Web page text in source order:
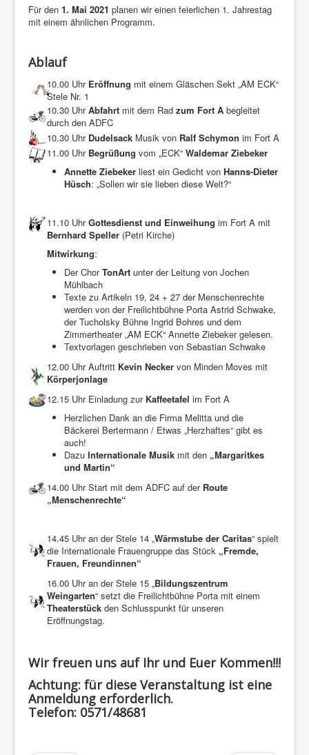
Für den 1. Mai 2021 planen wir einen feierlichen 1. Jahrestag
mit einem ähnlichen Programm.
Ablauf
10.00 Uhr Eröffnung mit einem Gläschen Sekt „AM ECK“
Stele Nr. 1
10.30 UhrAbfahrt mit dem Rad zum Fort A begleitet
durch den ADFC
10.30 Uhr Dudelsack Musik von Ralf Schymon im Fort A
11.00 Uhr Begrüßung vom „ECK“ Waldemar Ziebeker
Annette Ziebeker liest ein Gedicht von Hanns-Dieter
Hüsch: „Sollen wir sie lieben diese Welt?“
11.10 UhrGottesdienst und Einweihung im Fort A mit
Bernhard Speller (Petri Kirche)
Mitwirkung:
Der ChorTonArt unter der Leitung von Jochen
Mühlbach
Texte zu Artikeln 19, 24 + 27 der Menschenrechte
werden von der Freilichtbühne Porta Astrid Schwake,
der Tucholsky Bühne Ingrid Bohres und dem
Zimmertheater „AM ECK“ Annette Ziebeker gelesen.
Textvorlagen geschrieben von Sebastian Schwake
12.00 Uhr Auftritt Kevin Necker von Minden Moves mit
Körperjonlage
12.15 Uhr Einladung zur Kaffeetafel im Fort A
Herzlichen Dank an die Firma Melitta und die
Bäckerei Bertermann / Etwas „Herzhaftes“ gibt es
auch!
Dazu Internationale Musik mit den „Margaritkes
und Martin“
14.00 Uhr Start mit dem ADFC auf der Route
„Menschenrechte“
14.45 Uhr an der Stele 14 „Wärmstube der Caritas“ spielt
die Internationale Frauengruppe das Stück „Fremde,
Frauen, Freundinnen“
16.00 Uhr an der Stele 15 „Bildungszentrum
Weingarten“ setzt die Freilichtbühne Porta mit einem
Theaterstück den Schlusspunkt für unseren
Eröffnungstag.
Wir freuen uns auf Ihr und Euer Kommen!!!
Achtung: für diese Veranstaltung ist eine
Anmeldung erforderlich.
Telefon: 0571/48681